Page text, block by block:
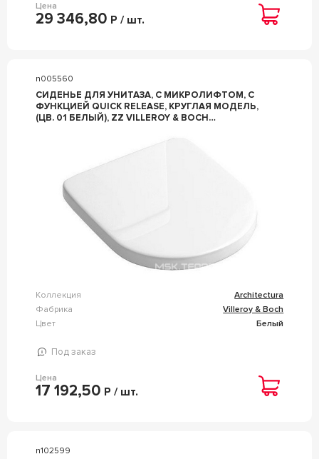
Цена
29 346,80 Р / шт.
n005560
СИДЕНЬЕ ДЛЯ УНИТАЗА, С МИКРОЛИФТОМ, С
ФУНКЦИЕЙ QUICK RELEASE, КРУГЛАЯ МОДЕЛЬ,
(ЦВ. 01 БЕЛЫЙ), ZZ VILLEROY & BOCH
Коллекция
Architectura
Фабрика
Villeroy & Boch
Цвет
Белый
Под заказ
Цена
17 192,50 Р / шт.
n102599